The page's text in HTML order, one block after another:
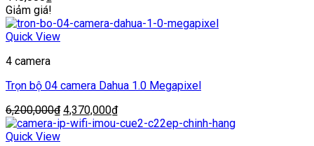
Giảm giá!
Quick View
4 camera
Trọn bộ 04 camera Dahua 1.0 Megapixel
6,200,000₫ Giá
gốc
4,370,000₫Giá
hiện
Quick View